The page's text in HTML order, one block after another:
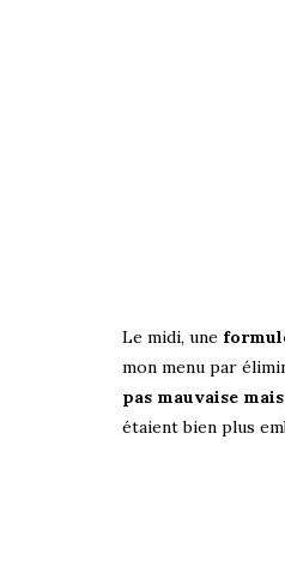
Le midi, une
mon menu par
pas mauvaise
étaient bien plus